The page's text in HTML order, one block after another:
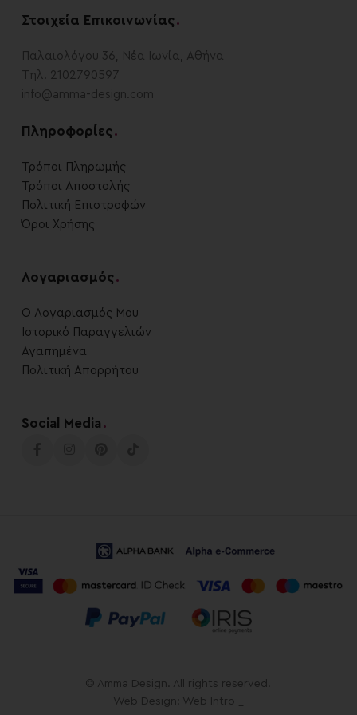
Στοιχεία Επικοινωνίας .
Παλαιολόγου 36, Νέα Ιωνία, Αθήνα
Τηλ. 2102790597
info@amma-design.com
Πληροφορίες .
Τρόποι Πληρωμής
Τρόποι Αποστολής
Πολιτική Επιστροφών
Όροι Χρήσης
Λογαριασμός .
Ο Λογαριασμός Μου
Ιστορικό Παραγγελιών
Αγαπημένα
Πολιτική Απορρήτου
Social Media .
© Amma Design. All rights reserved.
Web Design: Web Intro _